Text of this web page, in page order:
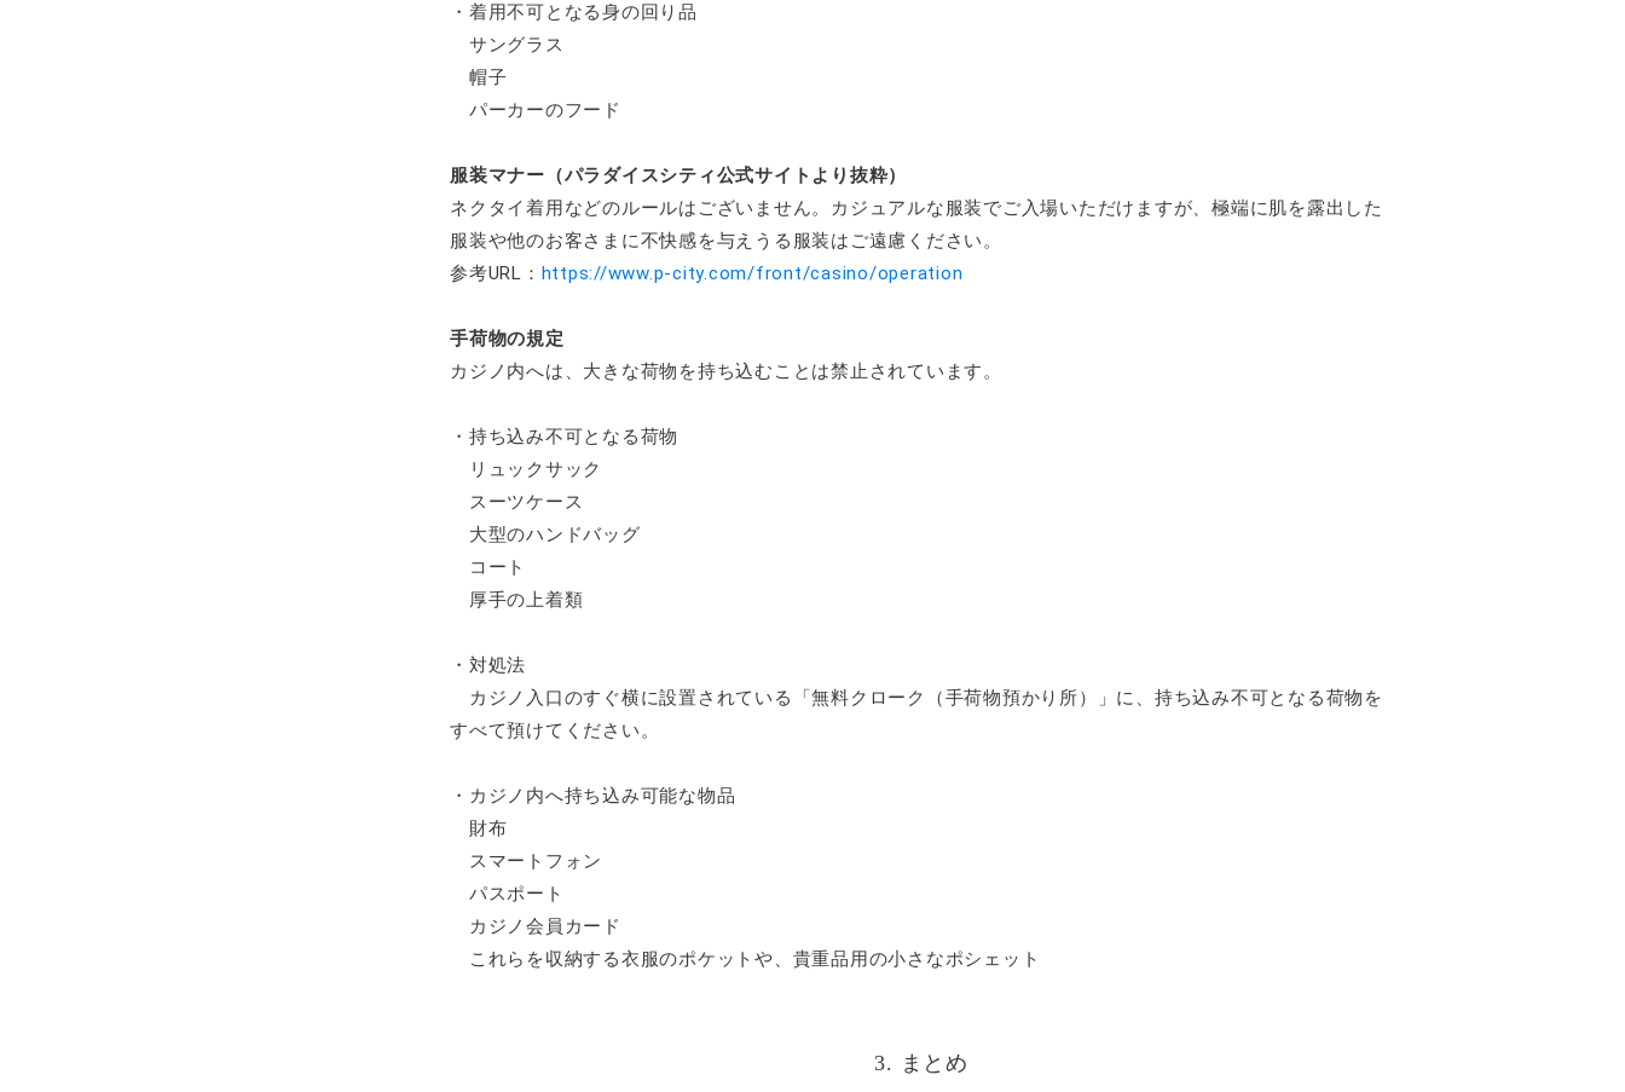
・着用不可となる身の回り品
サングラス
帽子
パーカーのフード
服装マナー（パラダイスシティ公式サイトより抜粋）
ネクタイ着用などのルールはございません。カジュアルな服装でご入場いただけますが、極端に肌を露出した
服装や他のお客さまに不快感を与えうる服装はご遠慮ください。
参考URL： https://www.p-city.com/front/casino/operation
手荷物の規定
カジノ内へは、大きな荷物を持ち込むことは禁止されています。
・持ち込み不可となる荷物
リュックサック
スーツケース
大型のハンドバッグ
コート
厚手の上着類
・対処法
カジノ入口のすぐ横に設置されている「無料クローク（手荷物預かり所）」に、持ち込み不可となる荷物を
すべて預けてください。
・カジノ内へ持ち込み可能な物品
財布
スマートフォン
パスポート
カジノ会員カード
これらを収納する衣服のポケットや、貴重品用の小さなポシェット
3. まとめ